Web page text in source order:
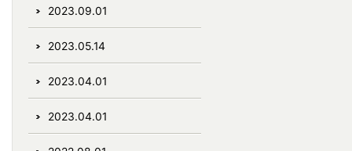
2023.09.01
2023.05.14
2023.04.01
2023.04.01